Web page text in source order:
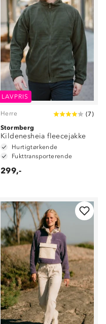
LAVPRIS
Herre (7)
Stormberg
Kildenesheia fleecejakke
Hurtigtørkende
Fukttransporterende
299,-